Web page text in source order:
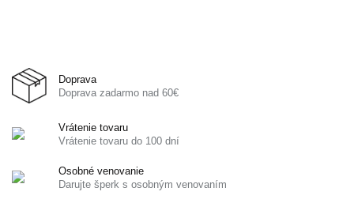
Doprava
Doprava zadarmo nad 60€
Vrátenie tovaru
Vrátenie tovaru do 100 dní
Osobné venovanie
Darujte šperk s osobným venovaním